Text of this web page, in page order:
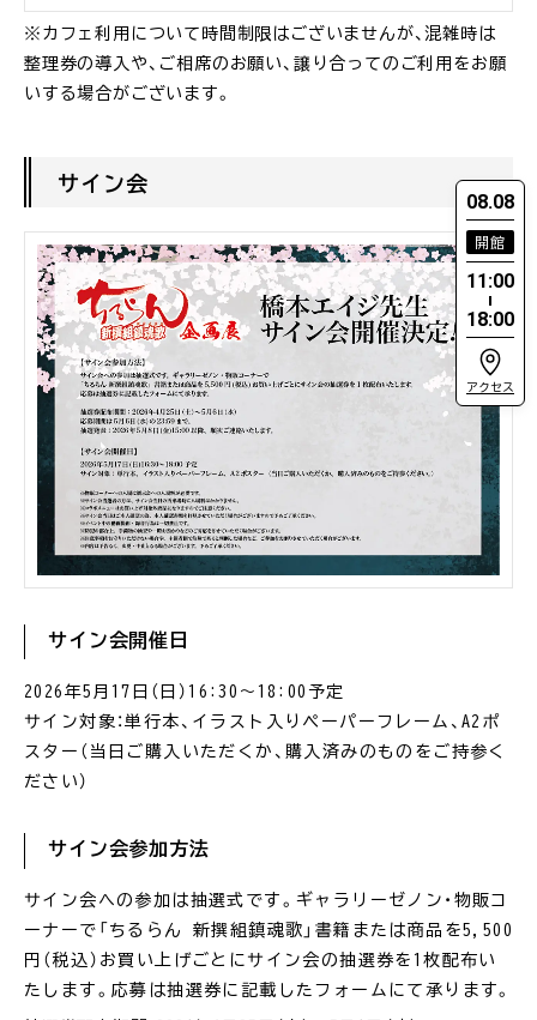
08.08
開館
11:00
18:00
アクセス
※カフェ利用について時間制限はございませんが、混雑時は
整理券の導入や、ご相席のお願い、譲り合ってのご利用をお願
いする場合がございます。
サイン会
サイン会開催日
2026年5月17日（日）16:30〜18:00予定
サイン対象：単行本、イラスト入りペーパーフレーム、A2ポ
スター（当日ご購入いただくか、購入済みのものをご持参く
ださい）
サイン会参加方法
サイン会への参加は抽選式です。ギャラリーゼノン・物販コ
ーナーで「ちるらん 新撰組鎮魂歌」書籍または商品を5,500
円（税込）お買い上げごとにサイン会の抽選券を1枚配布い
たします。応募は抽選券に記載したフォームにて承ります。